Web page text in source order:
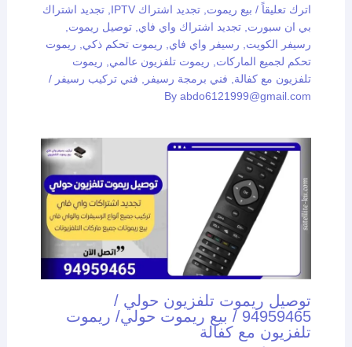
اترك تعليقاً / بيع ريموت تجديد اشتراك IPTV
تجديد اشتراك
بي ان سبورت تجديد اشتراك واي فاي توصيل ريموت
رسيفر الكويت
رسيفر واي فاي ريموت تحكم ذكي
ريموت
تحكم لجميع الماركات
ريموت تلفزيون عالمي
ريموت
تلفزيون مع كفالة
فني برمجة رسيفر فني تركيب رسيفر /
Byabdo6121999@gmail.com
توصيل ريموت تلفزيون حولي /
94959465 / بيع ريموت حولي/ ريموت
تلفزيون مع كفالة